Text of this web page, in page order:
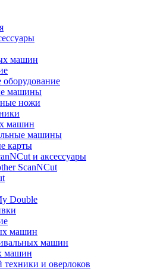
машин
машины
ножи
машин
машины
карты
и аксессуары
ScanNCut
Double
машин
машин
машин
и оверлоков